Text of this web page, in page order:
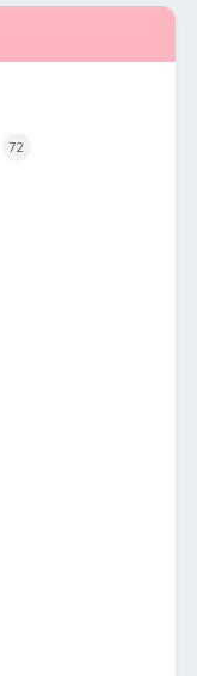
72